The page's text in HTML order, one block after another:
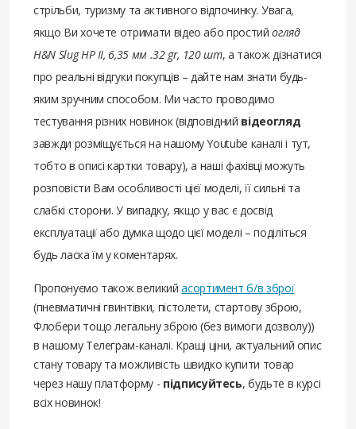
стрільби, туризму та активного відпочинку. Увага,
якщо Ви хочете отримати відео або простийогляд
H&N Slug HP II, 6,35 мм .32 gr, 120 шт, а також дізнатися
про реальні відгуки покупців – дайте нам знати будь-
яким зручним способом. Ми часто проводимо
тестування різних новинок (відповідний відеогляд
завжди розміщується на нашому Youtube каналі і тут,
тобто в описі картки товару), а наші фахівці можуть
розповісти Вам особливості цієї моделі, її сильні та
слабкі сторони. У випадку, якщо у вас є досвід
експлуатації або думка щодо цієї моделі – поділіться
будь ласка їм у коментарях.
Пропонуємо також великийасортимент б/в зброї
(пневматичні гвинтівки, пістолети, стартову зброю,
Флобери тощо легальну зброю (без вимоги дозволу))
в нашому Телеграм-каналі. Кращі ціни, актуальний опис
стану товару та можливість швидко купити товар
через нашу платформу - підписуйтесь, будьте в курсі
всіх новинок!